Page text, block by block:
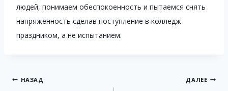
людей, понимаем обеспокоенность и пытаемся снять
напряжённость сделав поступление в колледж
праздником, а не испытанием.
Навигация
НАЗАД ДАЛЕЕ